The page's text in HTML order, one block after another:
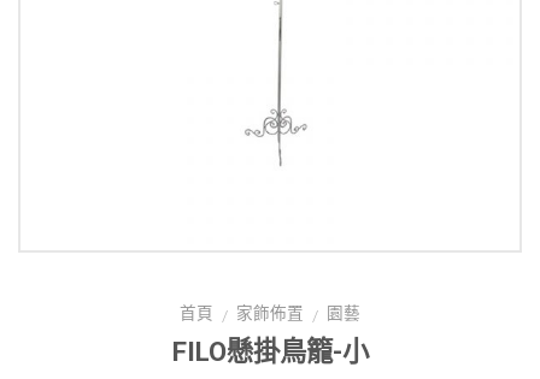
首頁 / 家飾佈置 / 園藝
FILO懸掛鳥籠-小